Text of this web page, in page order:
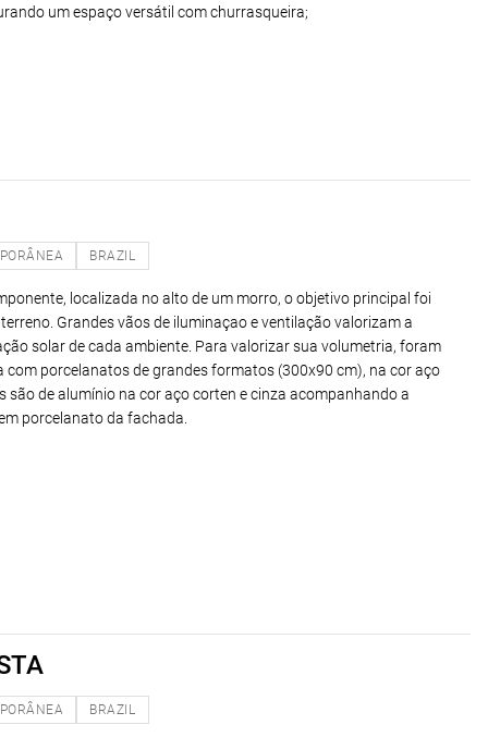
um espaço versátil com churrasqueira;
BRAZIL
localizada no alto de um morro, o objetivo principal foi
Grandes vãos de iluminaçao e ventilação valorizam a
solar de cada ambiente. Para valorizar sua volumetria, foram
porcelanatos de grandes formatos (300x90 cm), na cor aço
são de alumínio na cor aço corten e cinza acompanhando a
porcelanato da fachada.
BRAZIL